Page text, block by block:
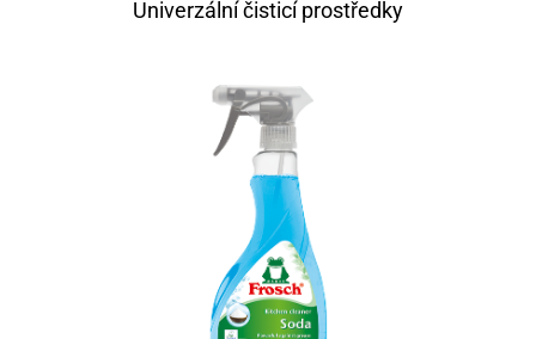
Univerzální čisticí prostředky